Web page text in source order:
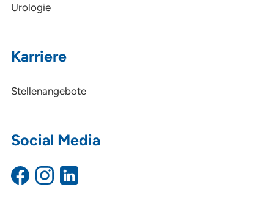
Urologie
Karriere
Stellenangebote
Social Media